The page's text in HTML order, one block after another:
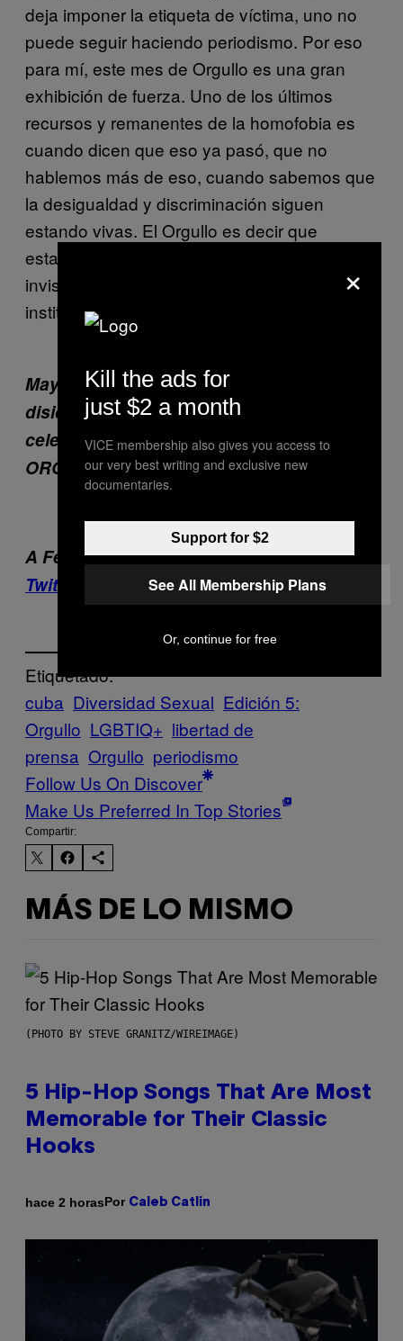
deja imponer la etiqueta de víctima, uno no
puede seguir haciendo periodismo. Por eso
para mí, este mes de Orgullo es una gran
exhibición de fuerza. Uno de los últimos
recursos y remanentes de la homofobia es
cuando dicen que eso ya pasó, que no
hablemos más de eso, cuando sabemos que
la desigualdad y discriminación siguen
estando vivas. El Orgullo es decir que
estamos aquí, que no vamos a aceptar la
invisibilidad a la que la homofobia
institucional nos ha confinado.
Maykel es uno de lxs cincuenta líderes en
disidencia sexual y de género cuya vida
celebramos en nuestra quinta edición,
ORGULLO.
A Felipe lo encuentras enInstagramy
Twitter
como @estimadofelipe.
Etiquetado:
cuba Diversidad Sexual Edición 5:
Orgullo LGBTIQ+ libertad de
prensa Orgullo periodismo
Follow Us On Discover
Make Us Preferred In Top Stories
Compartir:
MÁS DE LO MISMO
(PHOTO BY STEVE GRANITZ/WIREIMAGE)
5 Hip-Hop Songs That Are Most
Memorable for Their Classic
Hooks
hace 2 horasPor Caleb Catlin
×
Kill the ads for
just $2 a month
VICE membership also gives you access to
our very best writing and exclusive new
documentaries.
Support for $2
See All Membership Plans
Or, continue for free